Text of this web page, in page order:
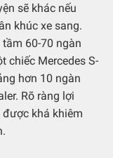
sẽ khác nếu
khúc xe sang.
tầm 60-70 ngàn
chiếc Mercedes S-
hơn 10 ngàn
Rõ ràng lợi
khá khiêm